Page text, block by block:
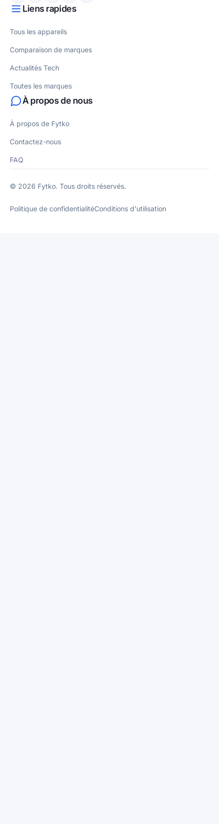
Liens rapides
Tous les appareils
Comparaison de marques
Actualités Tech
Toutes les marques
À propos de nous
À propos de Fytko
Contactez-nous
FAQ
© 2026 Fytko. Tous droits réservés.
Politique de confidentialitéConditions d'utilisation